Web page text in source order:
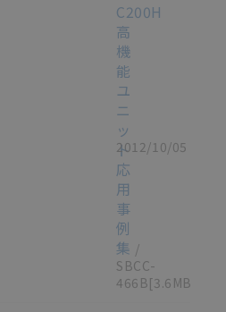
C200H
高
機
能
ユ
ニ
ッ
ト
応
用
事
例
集 /
SBCC-
466B[3.6MB]
2012/10/05